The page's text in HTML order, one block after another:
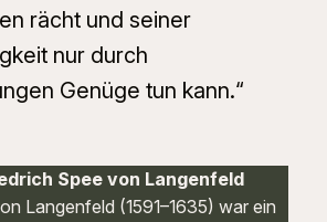
rächt und seiner
nur durch
Genüge tun kann.“
Spee von Langenfeld
Langenfeld (1591–1635) war ein